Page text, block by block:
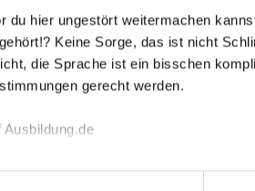
du hier ungestört weitermachen
Keine Sorge, das ist nicht
die Sprache ist ein bisschen
gerecht werden.
Funktion unserer Webseite
Wirtschaftsinformatik
Platz